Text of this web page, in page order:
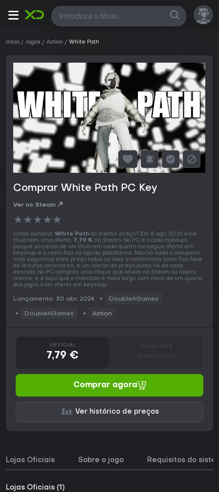
Todas
Início Jogos Action White Path
Comprar White Path PC Key
Ver no Steam
★★★★★
Onde comprar White Path ao melhor preço? Em 8 ago. 2026 este
título tem uma oferta, 7,79 € na Steam. No PC é o caso habitual,
porque só cerca de um título em cada quatro consegue oferta em
keyshop e o resto fica na loja da plataforma. Não há nada a comparar,
mas seguimos este preço todos os dias e mostramos como fica face
às leituras anteriores, e um alerta de preço avisa-te de cada
descida. No PC compras uma chave que ativas na Steam ou noutro
cliente, e é aqui que o mercado é mais largo, com mais de um quarto
dos jogos a ter oferta em keyshop.
Lançamento: 30 abr. 2024 DoubleAGames
DoubleAGames Action
OFFICIAL
7,79 € Indisponível
Comprar agora
Ver histórico de preços
Lojas Oficiais Sobre o jogo Requisitos do
Lojas Oficiais (1)